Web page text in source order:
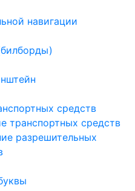
навигации
средств
транспортных средств
разрешительных